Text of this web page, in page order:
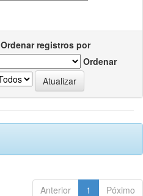
Ordenar registros por
Ordenar
Anterior 1 Póximo